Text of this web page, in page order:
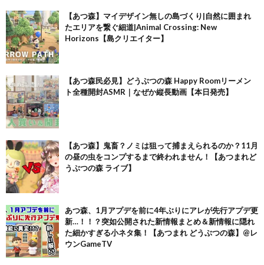
【あつ森】マイデザイン無しの島づくり|自然に囲まれ
たエリアを繋ぐ細道|Animal Crossing: New
Horizons【島クリエイター】
【あつ森民必見】どうぶつの森 Happy Roomリーメン
ト全種開封ASMR｜なぜか縦長動画【本日発売】
【あつ森】鬼畜？ノミは狙って捕まえられるのか？11月
の昼の虫をコンプするまで終われません！【あつまれど
うぶつの森 ライブ】
あつ森、1月アプデを前に4年ぶりにアレが先行アプデ更
新…！！？突如公開された新情報まとめ＆新情報に隠れ
た細かすぎる小ネタ集！【あつまれ どうぶつの森】@レ
ウンGameTV